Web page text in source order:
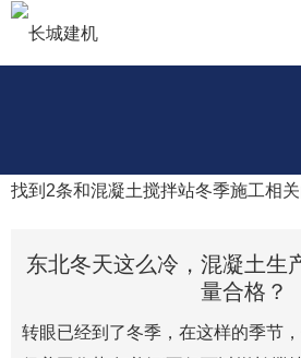
找到 2条和混凝土搅拌站冬季施工相
东北冬天这么冷，混凝土生
量合格？
转眼已经到了冬季，在这样的季节